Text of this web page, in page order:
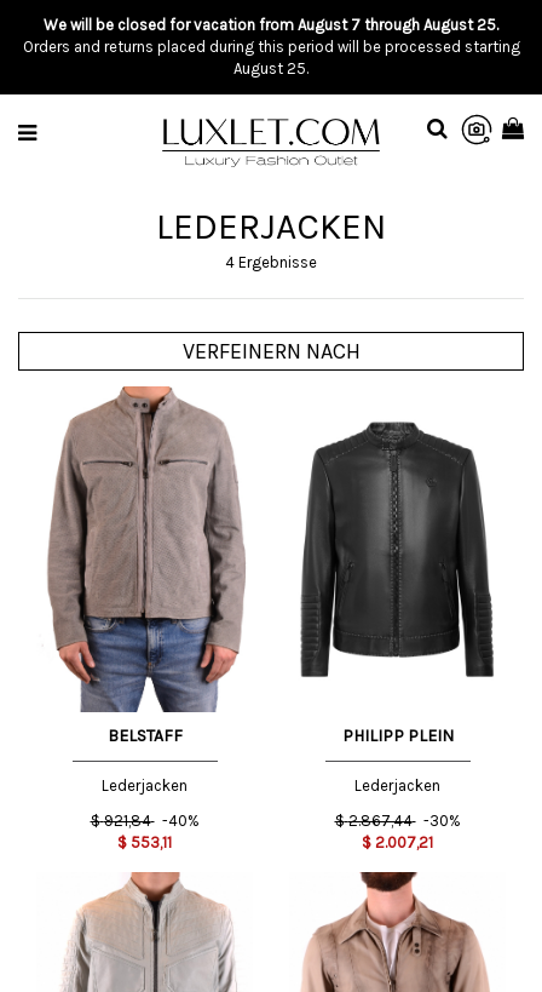
We will be closed for vacation from August 7 through August 25.
Orders and returns placed during this period will be processed starting
August 25.
LEDERJACKEN
4 Ergebnisse
VERFEINERN NACH
BELSTAFF
Lederjacken
$ 921,84 -40%
$ 553,11
PHILIPP PLEIN
Lederjacken
$ 2.867,44 -30%
$ 2.007,21